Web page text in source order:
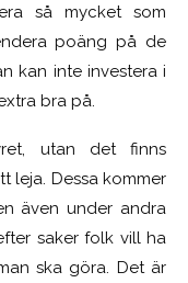
så mycket som
poäng på de
kan inte investera i
bra på.
utan det finns
leja. Dessa kommer
även under andra
saker folk vill ha
ska göra. Det är